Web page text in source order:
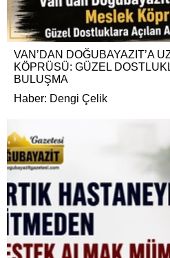
VAN’DAN DOĞUBAYAZIT’A
KÖPRÜSÜ: GÜZEL
BULUŞMA
Haber: Dengi Çelik